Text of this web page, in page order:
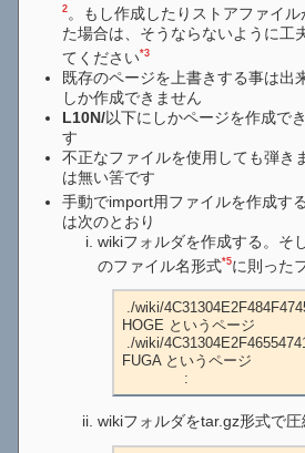
2 。もし作成したりストアファイ
た場合は、そうならないように工
てください*3
既存のページを上書きする事は出
しか作成できません
L10N/以下にしかページを作成で
す
不正なファイルを使用しても弾き
は無い筈です
手動でimport用ファイルを作成す
は次のとおり
wikiフォルダを作成する。そ
のファイル名形式*5に則った
HOGE というページ
FUGA というページ
              :
wikiフォルダをtar.gz形式で圧